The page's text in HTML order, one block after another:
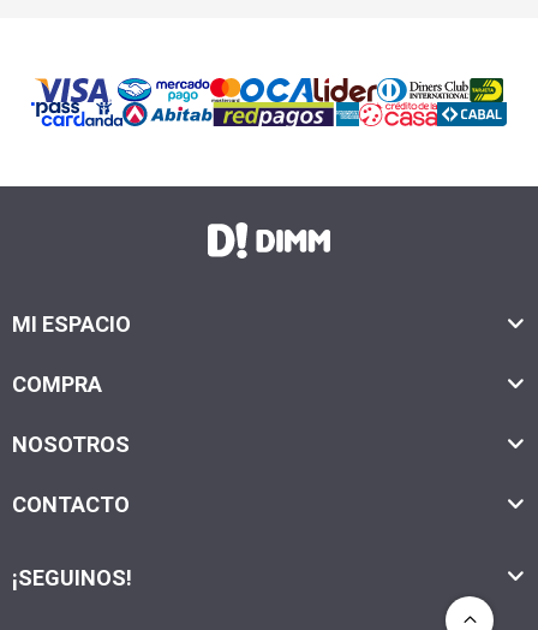
MI ESPACIO
COMPRA
NOSOTROS
CONTACTO
¡SEGUINOS!